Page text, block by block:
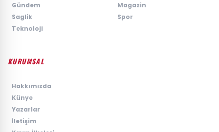
Gündem
Magazin
Saglik
Spor
Teknoloji
KURUMSAL
Hakkımızda
Künye
Yazarlar
İletişim